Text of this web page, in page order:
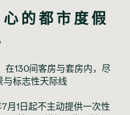
的都市度假
在130间客房与套房内，尽
与标志性天际线
月1日起不主动提供一次性